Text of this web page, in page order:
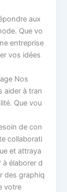
aux
Que vo
entreprise
vos idées
Nos
aider à tran
Que vou
de con
collaborati
et attraya
élaborer d
des graphiq
votre